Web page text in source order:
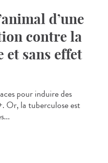
d’une
contre la
sans effet
pour induire des
Or, la tuberculose est